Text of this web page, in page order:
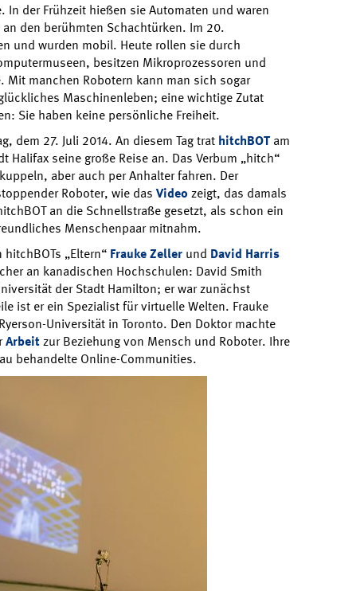
In der Frühzeit hießen sie Automaten und waren
den berühmten Schachtürken. Im 20.
und wurden mobil. Heute rollen sie durch
besitzen Mikroprozessoren und
Mit manchen Robotern kann man sich sogar
Maschinenleben; eine wichtige Zutat
Sie haben keine persönliche Freiheit.
dem 27. Juli 2014. An diesem Tag trat hitchBOTam
Halifax seine große Reise an. Das Verbum „hitch“
aber auch per Anhalter fahren. Der
Roboter, wie das Video zeigt, das damals
an die Schnellstraße gesetzt, als schon ein
Menschenpaar mitnahm.
„Eltern“ Frauke Zeller und David Harris
an kanadischen Hochschulen: David Smith
der Stadt Hamilton; er war zunächst
ist er ein Spezialist für virtuelle Welten. Frauke
Universität in Toronto. Den Doktor machte
Arbeitzur Beziehung von Mensch und Roboter. Ihre
behandelte Online-Communities.